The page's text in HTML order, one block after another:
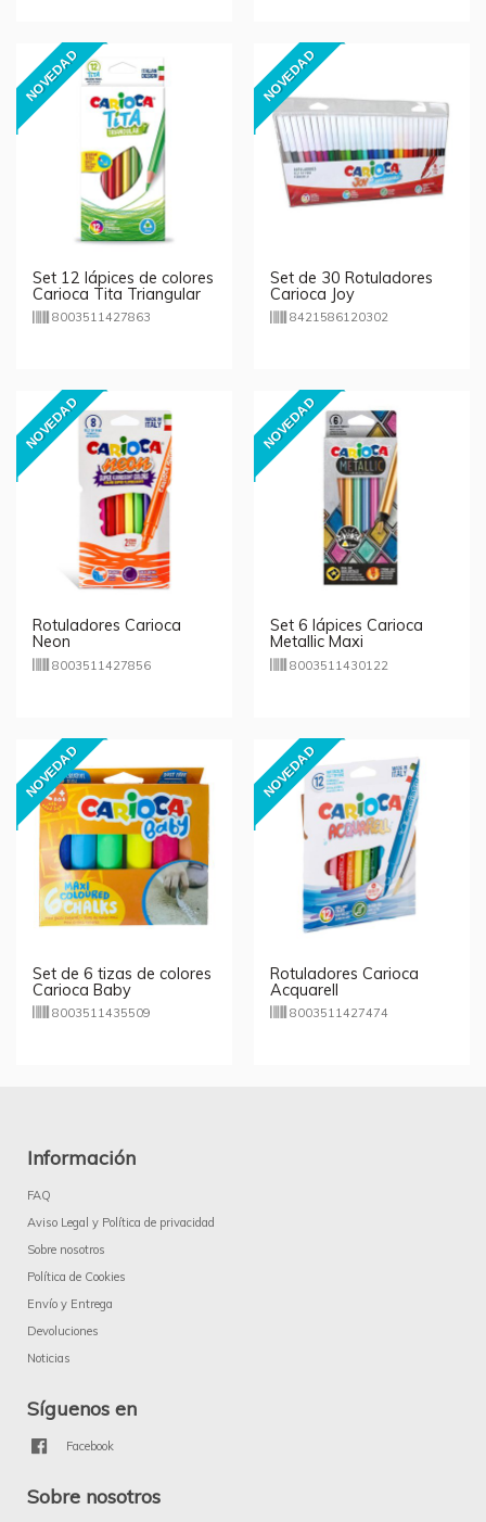
NOVEDAD
Set 12 lápices de colores
Carioca Tita Triangular
8003511427863
NOVEDAD
Set de 30 Rotuladores
Carioca Joy
8421586120302
NOVEDAD
Rotuladores Carioca
Neon
8003511427856
NOVEDAD
Set 6 lápices Carioca
Metallic Maxi
8003511430122
NOVEDAD
Set de 6 tizas de colores
Carioca Baby
8003511435509
NOVEDAD
Rotuladores Carioca
Acquarell
8003511427474
Información
FAQ
Aviso Legal y Política de privacidad
Sobre nosotros
Política de Cookies
Envío y Entrega
Devoluciones
Noticias
Síguenos en
Facebook
Sobre nosotros